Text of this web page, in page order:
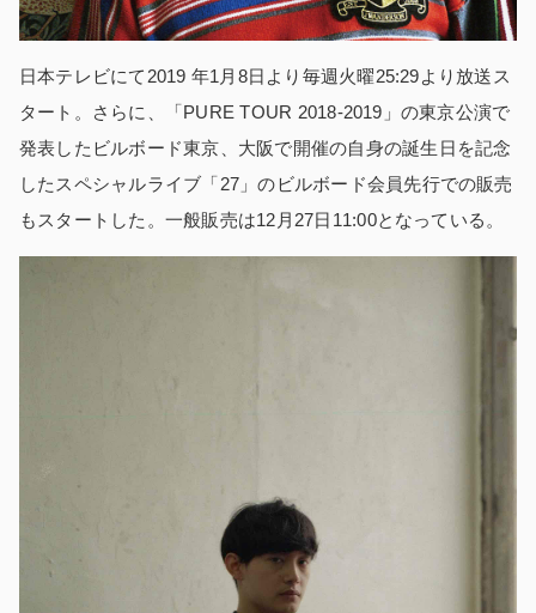
日本テレビにて2019 年1月8日より毎週火曜25:29より放送ス
タート。さらに、「PURE TOUR 2018-2019」の東京公演で
発表したビルボード東京、大阪で開催の自身の誕生日を記念
したスペシャルライブ「27」のビルボード会員先行での販売
もスタートした。一般販売は12月27日11:00となっている。